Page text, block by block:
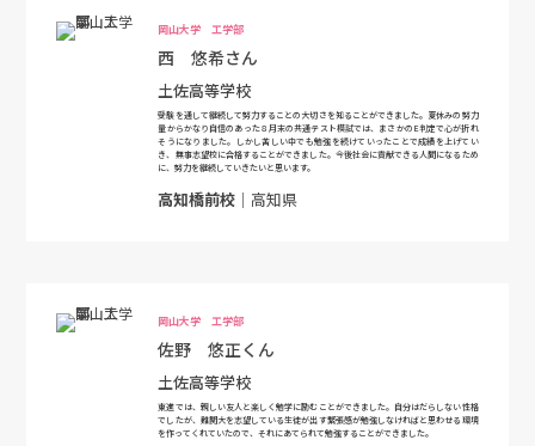
岡山大学 工学部
西 悠希さん
土佐高等学校
受験を通して継続して努力することの大切さを知ることができました。夏休みの努力
量からかなり自信のあった８月末の共通テスト模試では、まさかのE判定で心が折れ
そうになりました。しかし苦しい中でも勉強を続けていったことで成績を上げてい
き、無事志望校に合格することができました。今後社会に貢献できる人間になるため
に、努力を継続していきたいと思います。
高知橋前校 ｜高知県
岡山大学 工学部
佐野 悠正くん
土佐高等学校
東進では、親しい友人と楽しく勉学に励むことができました。自分はだらしない性格
でしたが、難関大を志望している生徒が出す緊張感が勉強しなければと思わせる環境
を作ってくれていたので、それにあてられて勉強することができました。